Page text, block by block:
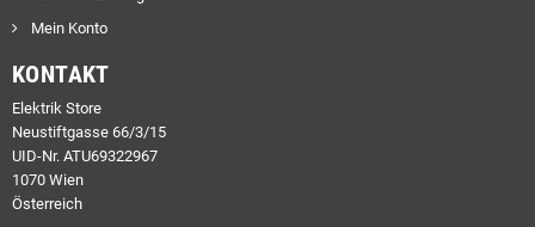
Mein Konto
KONTAKT
Elektrik Store
Neustiftgasse 66/3/15
UID-Nr. ATU69322967
1070 Wien
Österreich